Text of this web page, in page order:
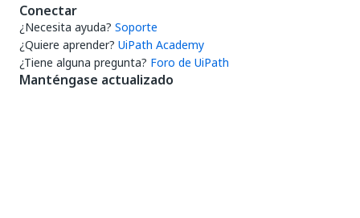
Conectar
¿Necesita ayuda? Soporte
¿Quiere aprender? UiPath Academy
¿Tiene alguna pregunta? Foro de UiPath
Manténgase actualizado